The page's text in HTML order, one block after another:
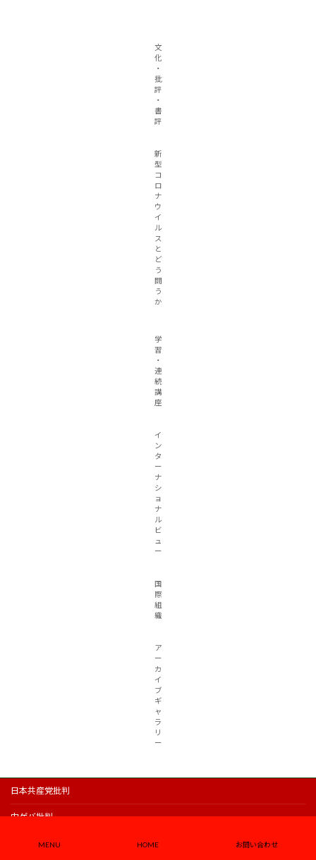
文
化
・
批
評
・
書
評
新
型
コ
ロ
ナ
ウ
イ
ル
ス
と
ど
う
闘
う
か
学
習
・
連
続
講
座
イ
ン
タ
ー
ナ
シ
ョ
ナ
ル
ビ
ュ
ー
国
際
組
織
ア
ー
カ
イ
ブ
ギ
ャ
ラ
リ
ー
日本共産党批判
内ゲバ批判
青年同盟MENU HOME お問い合わせ